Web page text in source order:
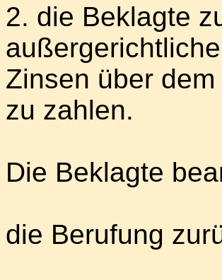
2. die Beklagte
Zinsen über
zu zahlen.
Die Beklagte
die Berufung